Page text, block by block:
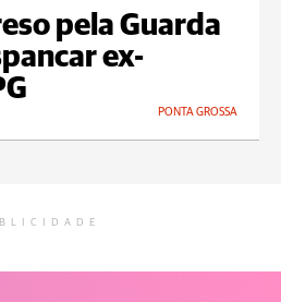
pela Guarda
ex-
PONTA GROSSA